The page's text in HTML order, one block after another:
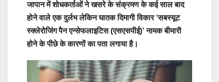
जापान में शोधकर्ताओं ने खसरे के संक्रमण के कई साल बाद
होने वाले एक दुर्लभ लेकिन घातक दिमागी विकार ‘सबस्यूट
स्क्लेरोजिंग पैन एन्सेफलाइटिस (एसएसपीई)’ नामक बीमारी
होने के पीछे के कारणों का पता लगाया है।